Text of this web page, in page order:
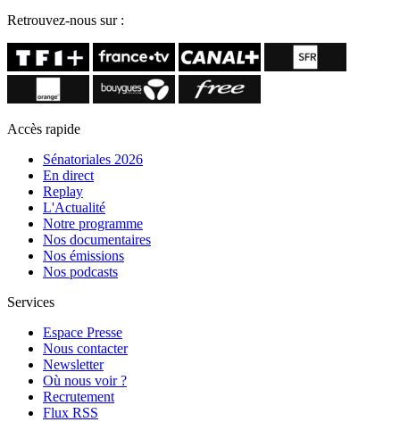
Retrouvez-nous sur :
Accès rapide
Sénatoriales 2026
En direct
Replay
L'Actualité
Notre programme
Nos documentaires
Nos émissions
Nos podcasts
Services
Espace Presse
Nous contacter
Newsletter
Où nous voir ?
Recrutement
Flux RSS